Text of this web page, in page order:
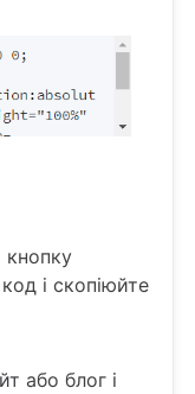
кнопку
і скопіюйте
або блог і